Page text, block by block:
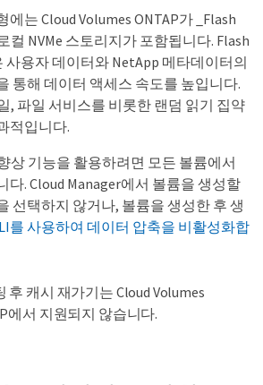
는 Cloud Volumes ONTAP가 _Flash
컬 NVMe 스토리지가 포함됩니다. Flash
사용자 데이터와 NetApp 메타데이터의
통해 데이터 액세스 속도를 높입니다.
, 파일 서비스를 비롯한 랜덤 읽기 집약
적입니다.
상 기능을 활용하려면 모든 볼륨에서
다. Cloud Manager에서 볼륨을 생성할
선택하지 않거나, 볼륨을 생성한 후 생
를 사용하여 데이터 압축을 비활성화합
후 캐시 재가기는 Cloud Volumes
에서 지원되지 않습니다.